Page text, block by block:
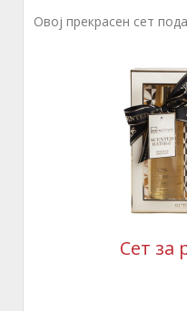
Овој прекрасен сет
Сет за